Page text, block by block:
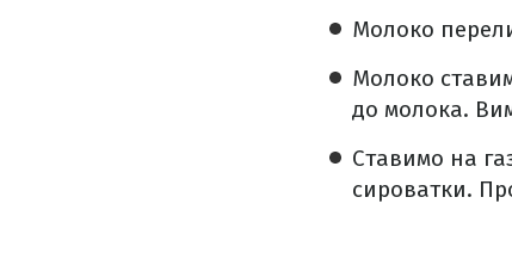
Молоко
Молоко
до молока.
Ставимо на
сироватки.